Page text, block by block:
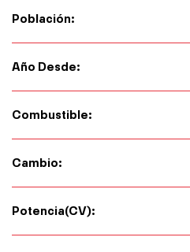
Población:
Año Desde:
Combustible:
Cambio:
Potencia(CV):